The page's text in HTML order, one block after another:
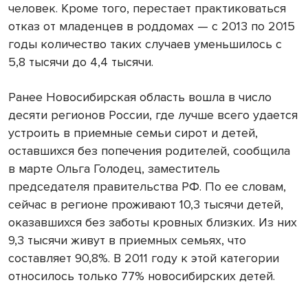
человек. Кроме того, перестает практиковаться
отказ от младенцев в роддомах — с 2013 по 2015
годы количество таких случаев уменьшилось с
5,8 тысячи до 4,4 тысячи.
Ранее Новосибирская область вошла в число
десяти регионов России, где лучше всего удается
устроить в приемные семьи сирот и детей,
оставшихся без попечения родителей, сообщила
в марте Ольга Голодец, заместитель
председателя правительства РФ. По ее словам,
сейчас в регионе проживают 10,3 тысячи детей,
оказавшихся без заботы кровных близких. Из них
9,3 тысячи живут в приемных семьях, что
составляет 90,8%. В 2011 году к этой категории
относилось только 77% новосибирских детей.